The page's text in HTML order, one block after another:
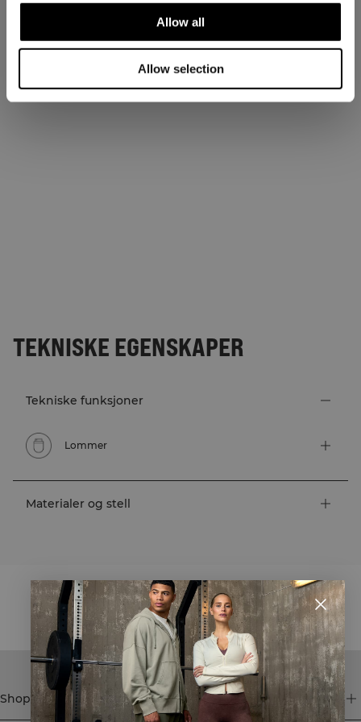
Allow all
Allow selection
TEKNISKE EGENSKAPER
Tekniske funksjoner
Lommer
Materialer og stell
STYLE WITH
Shop